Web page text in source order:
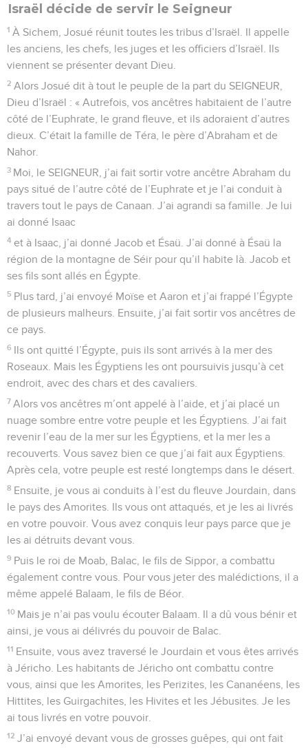
Israël décide de servir le Seigneur
1 À Sichem, Josué réunit toutes les tribus d’Israël. Il appelle
les anciens, les chefs, les juges et les officiers d’Israël. Ils
viennent se présenter devant Dieu.
2 Alors Josué dit à tout le peuple de la part du SEIGNEUR,
Dieu d’Israël : « Autrefois, vos ancêtres habitaient de l’autre
côté de l’Euphrate, le grand fleuve, et ils adoraient d’autres
dieux. C’était la famille de Téra, le père d’Abraham et de
Nahor.
3 Moi, le SEIGNEUR, j’ai fait sortir votre ancêtre Abraham du
pays situé de l’autre côté de l’Euphrate et je l’ai conduit à
travers tout le pays de Canaan. J’ai agrandi sa famille. Je lui
ai donné Isaac
4 et à Isaac, j’ai donné Jacob et Ésaü. J’ai donné à Ésaü la
région de la montagne de Séir pour qu’il habite là. Jacob et
ses fils sont allés en Égypte.
5 Plus tard, j’ai envoyé Moïse et Aaron et j’ai frappé l’Égypte
de plusieurs malheurs. Ensuite, j’ai fait sortir vos ancêtres de
ce pays.
6 Ils ont quitté l’Égypte, puis ils sont arrivés à la mer des
Roseaux. Mais les Égyptiens les ont poursuivis jusqu’à cet
endroit, avec des chars et des cavaliers.
7 Alors vos ancêtres m’ont appelé à l’aide, et j’ai placé un
nuage sombre entre votre peuple et les Égyptiens. J’ai fait
revenir l’eau de la mer sur les Égyptiens, et la mer les a
recouverts. Vous savez bien ce que j’ai fait aux Égyptiens.
Après cela, votre peuple est resté longtemps dans le désert.
8 Ensuite, je vous ai conduits à l’est du fleuve Jourdain, dans
le pays des Amorites. Ils vous ont attaqués, et je les ai livrés
en votre pouvoir. Vous avez conquis leur pays parce que je
les ai détruits devant vous.
9 Puis le roi de Moab, Balac, le fils de Sippor, a combattu
également contre vous. Pour vous jeter des malédictions, il a
même appelé Balaam, le fils de Béor.
10 Mais je n’ai pas voulu écouter Balaam. Il a dû vous bénir et
ainsi, je vous ai délivrés du pouvoir de Balac.
11 Ensuite, vous avez traversé le Jourdain et vous êtes arrivés
à Jéricho. Les habitants de Jéricho ont combattu contre
vous, ainsi que les Amorites, les Perizites, les Cananéens, les
Hittites, les Guirgachites, les Hivites et les Jébusites. Je les
ai tous livrés en votre pouvoir.
12 J’ai envoyé devant vous de grosses guêpes, qui ont fait